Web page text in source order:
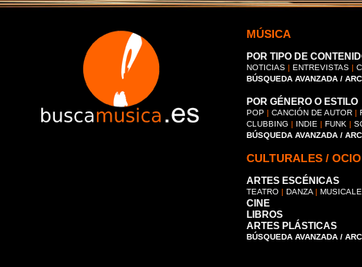
MÚSICA
POR TIPO DE
NOTICIAS | ENTREVISTAS |
BÚSQUEDA AVANZADA /
POR GÉNERO O ESTILO
POP | CANCIÓN DE AUTOR |
CLUBBING | INDIE | FUNK |
BÚSQUEDA AVANZADA /
CULTURALES / OCIO
ARTES ESCÉNICAS
TEATRO | DANZA |
CINE
LIBROS
ARTES PLÁSTICAS
BÚSQUEDA AVANZADA /